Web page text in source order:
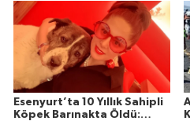
içinde emzirmeye başlanmasının
Esenyurt’ta 10 Yıllık Sahipli
Köpek Barınakta Öldü: